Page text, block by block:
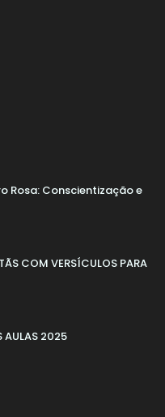
Rosa: Conscientização e
COM VERSÍCULOS PARA
AULAS 2025